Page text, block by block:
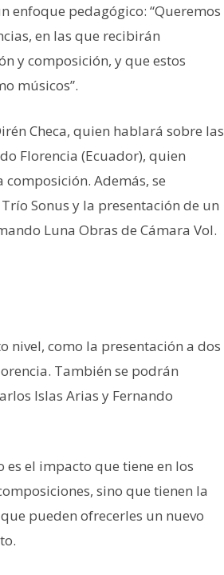
enfoque pedagógico: “Queremos
en las que recibirán
y composición, y que estos
músicos”.
Checa, quien hablará sobre las
Florencia (Ecuador), quien
Además, se
Sonus y la presentación de un
Luna Obras de Cámara Vol.
nivel, como la presentación a dos
También se podrán
Islas Arias y Fernando
el impacto que tiene en los
sino que tienen la
pueden ofrecerles un nuevo